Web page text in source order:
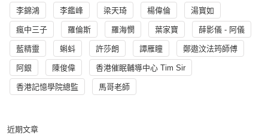
李錦鴻 李鑑峰 梁天琦 楊偉倫 湯寳如
瘋中三子 羅倫斯 羅海憫 葉家寶 薛影儀 - 阿儀
藍精靈 蝌蚪 許莎朗 譚雁瞳 鄭遨汶法筠師傅
阿銀 陳俊偉 香港催眠輔導中心 Tim Sir
香港記憶學院總監 馬哥老師
近期文章